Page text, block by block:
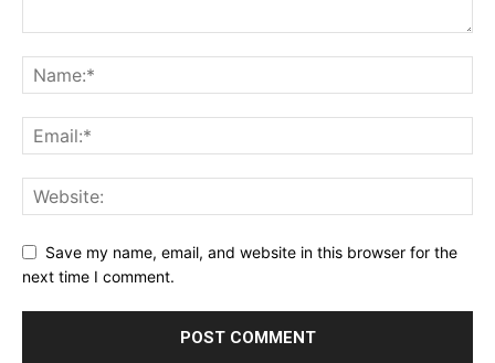
Save my name, email, and website in this browser for the
next time I comment.